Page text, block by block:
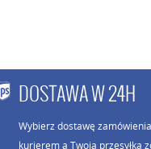
DOSTAWA W 24H
Wybierz dostawę zamówienia
kurierem a Twoja przesyłka